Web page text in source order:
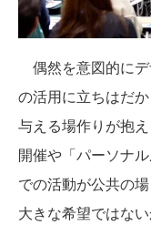
偶然を意図的に
の活用に立ちはだ
与える場作りが抱
開催や「パーソナ
での活動が公共の
大きな希望ではな